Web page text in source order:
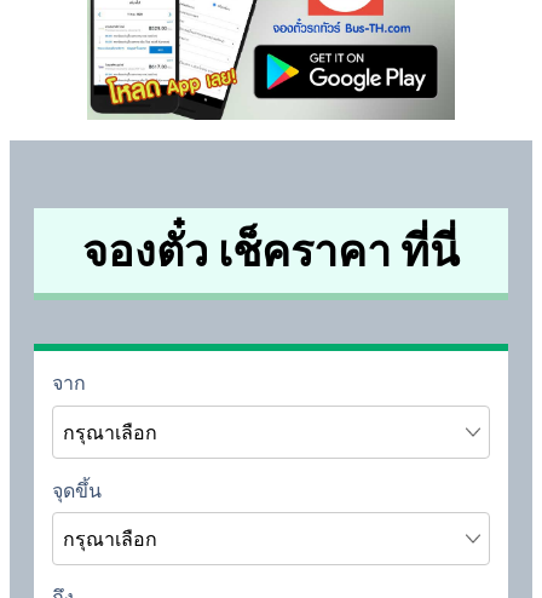
จองตั๋ว เช็คราคา ที่นี่